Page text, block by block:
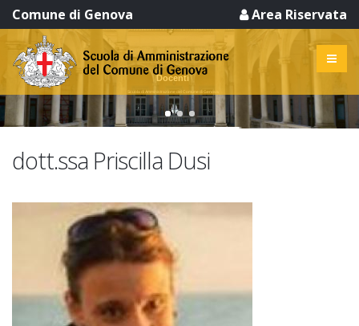
Comune di Genova Area Riservata
Docenti
Scuola di Amministrazione del Comune di Genova
dott.ssa Priscilla Dusi